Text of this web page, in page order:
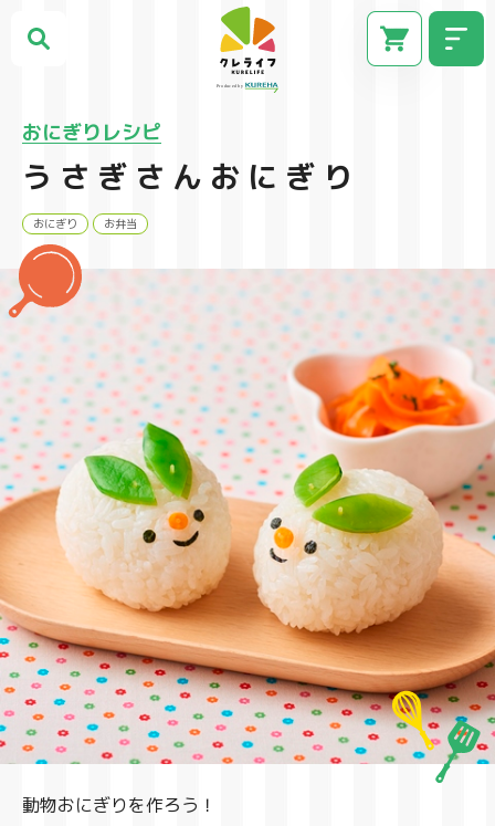
製
おにぎりレシピ
うさぎさんおにぎり
おにぎり お弁当
動物おにぎりを作ろう！